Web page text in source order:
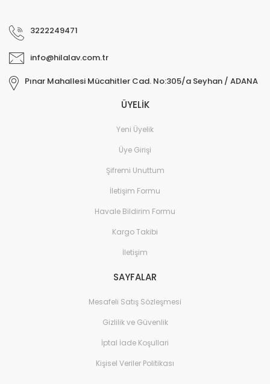
3222249471
info@hilalav.com.tr
Pınar Mahallesi Mücahitler Cad. No:305/a Seyhan / ADANA
ÜYELİK
Yeni Üyelik
Üye Girişi
Şifremi Unuttum
İletişim Formu
Havale Bildirim Formu
Kargo Takibi
İletişim
SAYFALAR
Mesafeli Satış Sözleşmesi
Gizlilik ve Güvenlik
İptal İade Koşullari
Kişisel Veriler Politikası